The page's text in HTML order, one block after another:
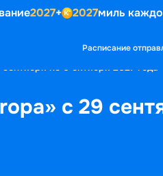
2027+ 2027миль
Расписание
по 6 октября 2027 года
с 29